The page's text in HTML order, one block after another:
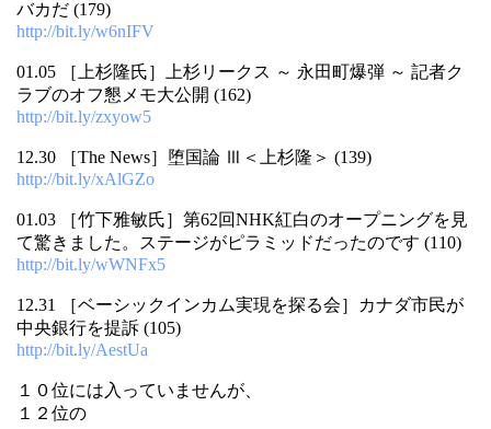
バカだ (179)
http://bit.ly/w6nIFV
01.05 ［上杉隆氏］上杉リークス ～ 永田町爆弾 ～ 記者ク
ラブのオフ懇メモ大公開 (162)
http://bit.ly/zxyow5
12.30 ［The News］堕国論 Ⅲ＜上杉隆＞ (139)
http://bit.ly/xAlGZo
01.03 ［竹下雅敏氏］第62回NHK紅白のオープニングを見
て驚きました。ステージがピラミッドだったのです (110)
http://bit.ly/wWNFx5
12.31 ［ベーシックインカム実現を探る会］カナダ市民が
中央銀行を提訴 (105)
http://bit.ly/AestUa
１０位には入っていませんが、
１２位の